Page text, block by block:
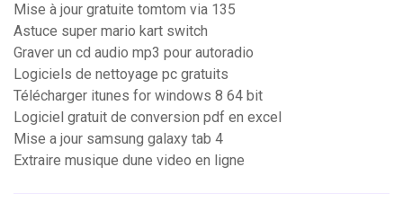
Mise à jour gratuite tomtom via 135
Astuce super mario kart switch
Graver un cd audio mp3 pour autoradio
Logiciels de nettoyage pc gratuits
Télécharger itunes for windows 8 64 bit
Logiciel gratuit de conversion pdf en excel
Mise a jour samsung galaxy tab 4
Extraire musique dune video en ligne